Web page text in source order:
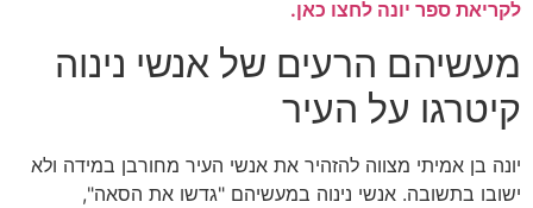
לקריאת ספר יונה לחצו כאן.
מעשיהם הרעים של אנשי נינוה
קיטרגו על העיר
יונה בן אמיתי מצווה להזהיר את אנשי העיר מחורבן במידה ולא
ישובו בתשובה. אנשי נינוה במעשיהם "גדשו את הסאה",